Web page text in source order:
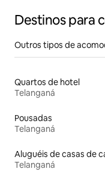
Destinos para
Outros tipos de
Quartos de hotel
Telanganá
Pousadas
Telanganá
Aluguéis de casas de
Telanganá